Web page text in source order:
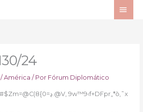
24
/ América / Por Fórum Diplomático
•$�8Eé»’8yA$0#i5c#$Zm=@C(8{0=ڍ.@V, 9w™9‹f+DFpr„*ȍ,˜x